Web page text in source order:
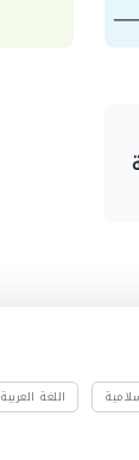
اللغة العربية